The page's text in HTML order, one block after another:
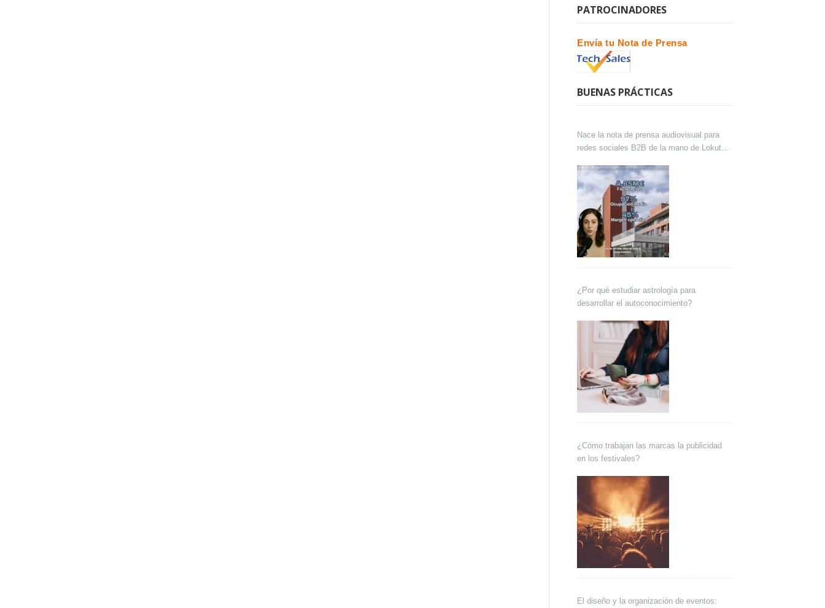
PATROCINADORES
Envía tu Nota de Prensa
BUENAS PRÁCTICAS
Nace la nota de prensa audiovisual para
redes sociales B2B de la mano de Lokutor
¿Por qué estudiar astrología para
desarrollar el autoconocimiento?
¿Cómo trabajan las marcas la publicidad
en los festivales?
El diseño y la organización de eventos: